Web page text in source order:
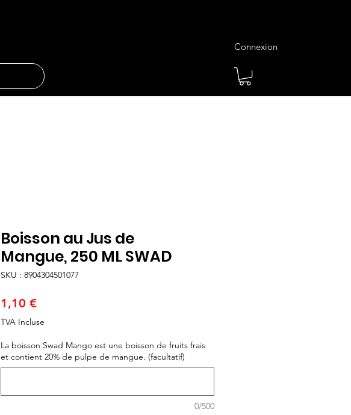
Connexion
Boisson au Jus de
Mangue, 250 ML SWAD
SKU : 8904304501077
1,10 €Prix
TVA Incluse
La boisson Swad Mango est une boisson de fruits frais
et contient 20% de pulpe de mangue. (facultatif)
0/500